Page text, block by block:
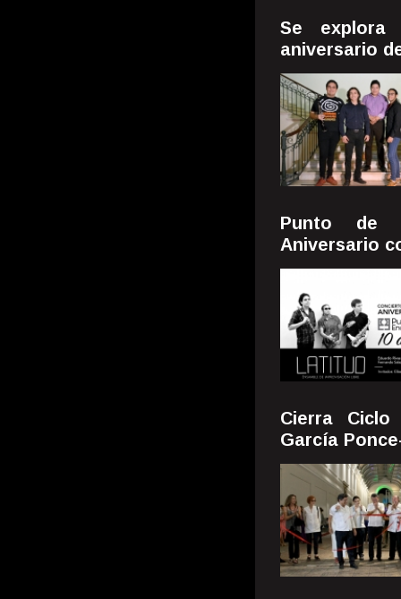
Se
aniversario
Punto de
Aniversario
Cierra
García